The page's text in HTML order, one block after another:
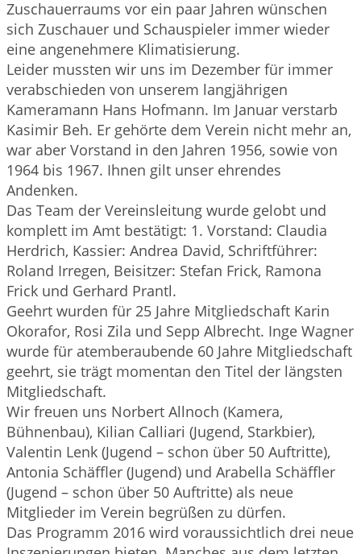
Zuschauerraums vor ein paar Jahren wünschen
sich Zuschauer und Schauspieler immer wieder
eine angenehmere Klimatisierung.
Leider mussten wir uns im Dezember für immer
verabschieden von unserem langjährigen
Kameramann Hans Hofmann. Im Januar verstarb
Kasimir Beh. Er gehörte dem Verein nicht mehr an,
war aber Vorstand in den Jahren 1956, sowie von
1964 bis 1967. Ihnen gilt unser ehrendes
Andenken.
Das Team der Vereinsleitung wurde gelobt und
komplett im Amt bestätigt: 1. Vorstand: Claudia
Herdrich, Kassier: Andrea David, Schriftführer:
Roland Irregen, Beisitzer: Stefan Frick, Ramona
Frick und Gerhard Prantl.
Geehrt wurden für 25 Jahre Mitgliedschaft Karin
Okorafor, Rosi Zila und Sepp Albrecht. Inge Wagner
wurde für atemberaubende 60 Jahre Mitgliedschaft
geehrt, sie trägt momentan den Titel der längsten
Mitgliedschaft.
Wir freuen uns Norbert Allnoch (Kamera,
Bühnenbau), Kilian Calliari (Jugend, Starkbier),
Valentin Lenk (Jugend – schon über 50 Auftritte),
Antonia Schäffler (Jugend) und Arabella Schäffler
(Jugend – schon über 50 Auftritte) als neue
Mitglieder im Verein begrüßen zu dürfen.
Das Programm 2016 wird voraussichtlich drei neue